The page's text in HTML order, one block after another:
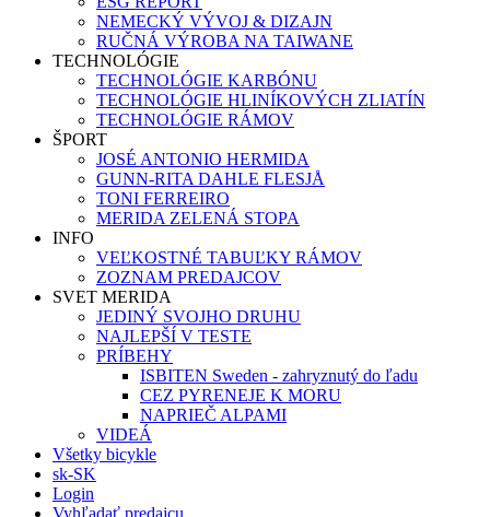
NEMECKÝ VÝVOJ & DIZAJN
RUČNÁ VÝROBA NA TAIWANE
TECHNOLÓGIE
TECHNOLÓGIE KARBÓNU
TECHNOLÓGIE HLINÍKOVÝCH ZLIATÍN
TECHNOLÓGIE RÁMOV
ŠPORT
JOSÉ ANTONIO HERMIDA
GUNN-RITA DAHLE FLESJÅ
TONI FERREIRO
MERIDA ZELENÁ STOPA
INFO
VEĽKOSTNÉ TABUĽKY RÁMOV
ZOZNAM PREDAJCOV
SVET MERIDA
JEDINÝ SVOJHO DRUHU
NAJLEPŠÍ V TESTE
PRÍBEHY
ISBITEN Sweden - zahryznutý do ľadu
CEZ PYRENEJE K MORU
NAPRIEČ ALPAMI
VIDEÁ
Všetky bicykle
sk-SK
Login
Vyhľadať predajcu